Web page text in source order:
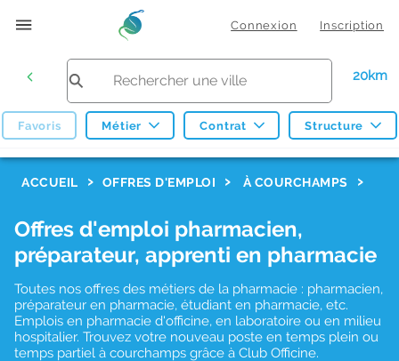
Connexion Inscription
20km
Favoris Métier Contrat Structure
ACCUEIL OFFRES D'EMPLOI À COURCHAMPS
Offres d'emploi pharmacien,
préparateur, apprenti en pharmacie
Toutes nos offres des métiers de la pharmacie : pharmacien,
préparateur en pharmacie, étudiant en pharmacie, etc.
Emplois en pharmacie d'officine, en laboratoire ou en milieu
hospitalier. Trouvez votre nouveau poste en temps plein ou
temps partiel à courchamps grâce à Club Officine.